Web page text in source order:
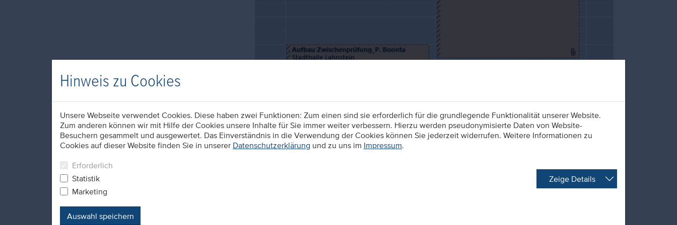
wie jedes Jahr stand wieder die Zwischenprüfung an – und dieses Mal waren Sophia und ich dran. Die
Zwischenprüfung ist ein wichtiger Teil der Ausbildung und findet meistens in der Mitte der
Hinweis zu Cookies
Unsere Webseite verwendet Cookies. Diese haben zwei Funktionen: Zum einen sind sie erforderlich für die grundlegende Funktionalität unserer Website.
Zum anderen können wir mit Hilfe der Cookies unsere Inhalte für Sie immer weiter verbessern. Hierzu werden pseudonymisierte Daten von Website-
Besuchern gesammelt und ausgewertet. Das Einverständnis in die Verwendung der Cookies können Sie jederzeit widerrufen. Weitere Informationen zu
Cookies auf dieser Website finden Sie in unserer Datenschutzerklärung und zu uns im Impressum.
Erforderlich
Statistik
Marketing
Zeige Details
Auswahl speichern